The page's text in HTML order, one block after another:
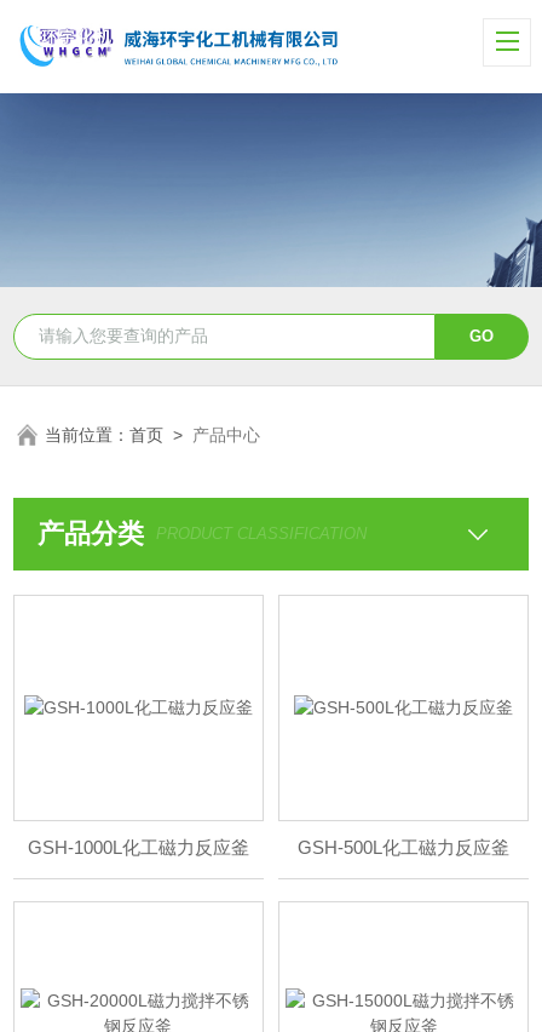
当前位置：首页 > 产品中心
产品分类 PRODUCT CLASSIFICATION
GSH-1000L化工磁力反应釜 GSH-500L化工磁力反应釜